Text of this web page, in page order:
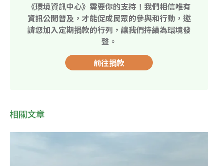
《環境資訊中心》需要你的支持！我們相信唯有
資訊公開普及，才能促成民眾的參與和行動，邀
請您加入定期捐款的行列，讓我們持續為環境發
聲。
前往捐款
相關文章